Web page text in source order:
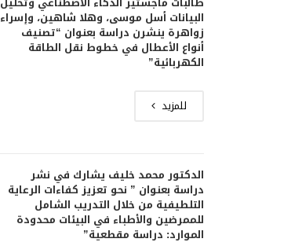
البيانات أسل موسى، وهلا شاهين، وإسراء
زواهرة ينشرن دراسة بعنوان “تصنيف
أنواع الأعطال في خطوط نقل الطاقة
الكهربائية”
للمزيد
الدكتور محمد خليف يشارك في نشر
دراسة بعنوان ” نحو تعزيز كفاءات الرعاية
التلطيفية من خلال التدريب الشامل
للممرضين والأطباء في البيئات محدودة
الموارد: دراسة مقطعية”